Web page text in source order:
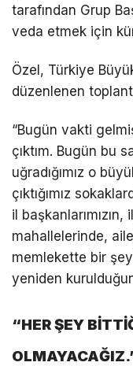
tarafından Grup
veda etmek için
Özel, Türkiye
düzenlenen
“Bugün vakti
çıktım. Bugün bu
uğradığımız o
çıktığımız
il başkanlarımızın,
mahallelerinde,
memlekette bir
yeniden
“HER ŞEY